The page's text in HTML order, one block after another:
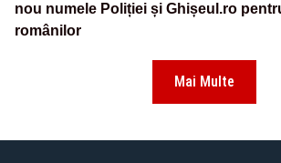
nou numele Poliției și Ghișeul.ro
românilor
Mai Multe